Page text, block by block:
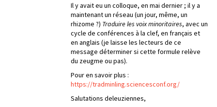
Il y avait eu un colloque, en mai dernier ; il y a
maintenant un réseau (un jour, même, un
rhizome ?) Traduire les voix minoritaires, avec un
cycle de conférences à la clef, en français et
en anglais (je laisse les lecteurs de ce
message déterminer si cette formule relève
du zeugme ou pas).
Pour en savoir plus :
https://tradminling.sciencesconf.org/
Salutations deleuziennes,